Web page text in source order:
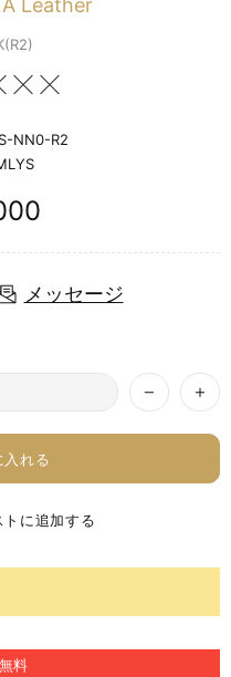
Leather
NN0-R2
メッセージ
入れる
トに追加する
料